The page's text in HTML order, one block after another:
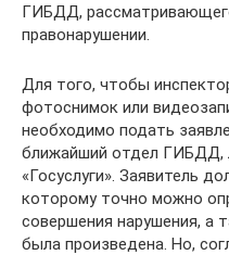
ГИБДД,
правонарушении.
Для того, чтобы
фотоснимок или
необходимо подать
ближайший отдел ГИБДД,
«Госуслуги». Заявитель
которому точно можно
совершения нарушения, а
была произведена. Но,